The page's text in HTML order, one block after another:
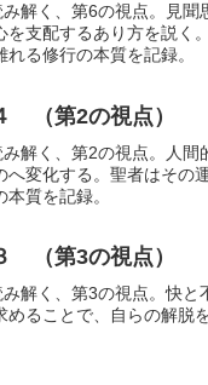
解く、第6の視点。見
支配するあり方を説く
る修行の本質を記録。
（第2の視点）
解く、第2の視点。人
変化する。聖者はその
質を記録。
（第3の視点）
解く、第3の視点。快
ることで、自らの解脱